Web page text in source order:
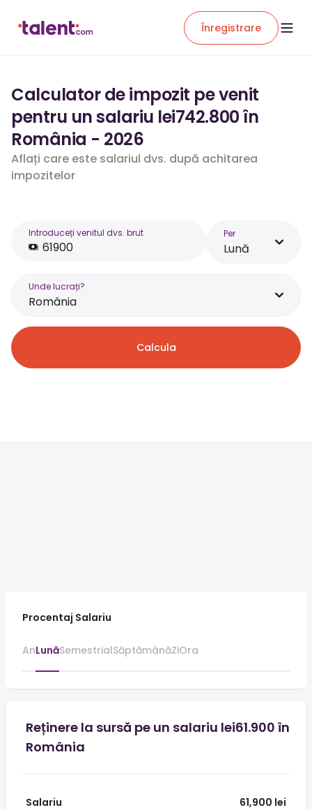
Înregistrare
Calculator de impozit pe venit
pentru un salariu lei742.800 în
România - 2026
Aflați care este salariul dvs. după achitarea
impozitelor
Introduceți venitul dvs. brut Per
Lună
Unde lucrați?
România
Calcula
Procentaj Salariu
AnLunăSemestrialSăptămânăZiOra
Reținere la sursă pe un salariu lei61.900 în
România
Salariu
61,900 lei